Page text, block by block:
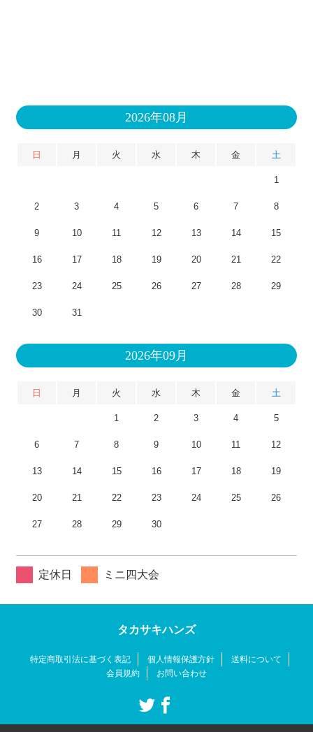
2026年08月
日 月 火 水 木 金 土
1
2 3 4 5 6 7 8
9 10 11 12 13 14 15
16 17 18 19 20 21 22
23 24 25 26 27 28 29
30 31
2026年09月
日 月 火 水 木 金 土
1 2 3 4 5
6 7 8 9 10 11 12
13 14 15 16 17 18 19
20 21 22 23 24 25 26
27 28 29 30
定休日 ミニ四大会
タカサキハンズ
特定商取引法に基づく表記 個人情報保護方針
送料について
会員規約
お問い合わせ